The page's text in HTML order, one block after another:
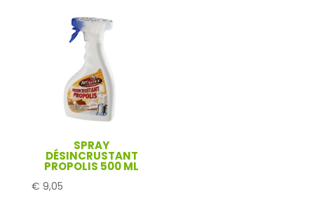
SPRAY
DÉSINCRUSTANT
PROPOLIS 500 ML
€ 9,05